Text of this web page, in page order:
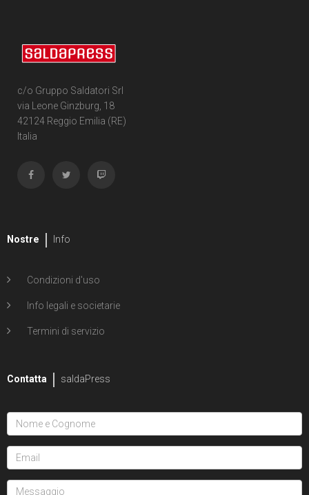
c/o Gruppo Saldatori Srl
via Leone Ginzburg, 18
42124 Reggio Emilia (RE)
Italia
Nostre Info
Condizioni d'uso
Info legali e societarie
Termini di servizio
Contatta saldaPress